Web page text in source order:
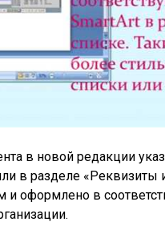
в новой редакции
в разделе
оформлено в